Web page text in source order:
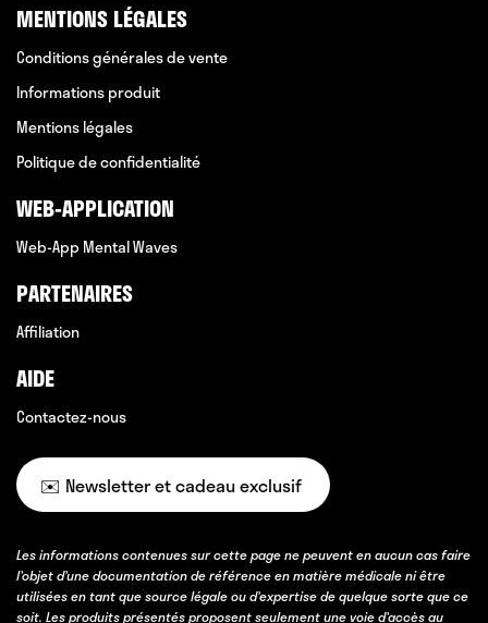
MENTIONS LÉGALES
Conditions générales de vente
Informations produit
Mentions légales
Politique de confidentialité
WEB-APPLICATION
Web-App Mental Waves
PARTENAIRES
Affiliation
AIDE
Contactez-nous
✉️ Newsletter et cadeau exclusif
Les informations contenues sur cette page ne peuvent en aucun cas faire
l’objet d’une documentation de référence en matière médicale ni être
utilisées en tant que source légale ou d’expertise de quelque sorte que ce
soit. Les produits présentés proposent seulement une voie d’accès au